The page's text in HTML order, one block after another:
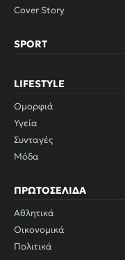
Cover Story
SPORT
LIFESTYLE
Ομορφιά
Υγεία
Συνταγές
Μόδα
ΠΡΩΤΟΣΈΛΙΔΑ
Αθλητικά
Οικονομικά
Πολιτικά